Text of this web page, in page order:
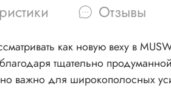
Отзывы
как новую веху в
тщательно
важно для широкополосных